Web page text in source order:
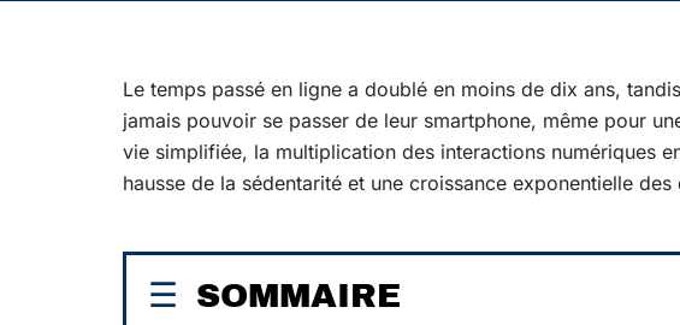
Le temps passé en ligne a doublé en moins de dix ans,
jamais pouvoir se passer de leur smartphone, même pour
vie simplifiée, la multiplication des interactions numériques
hausse de la sédentarité et une croissance exponentielle
SOMMAIRE